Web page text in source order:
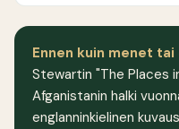
Ennen kuin menet
Stewartin "The Places
Afganistanin halki
englanninkielinen